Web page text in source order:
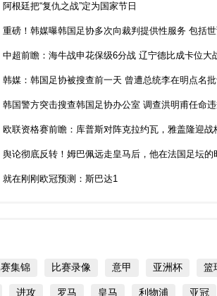
阿根廷把“复仇之战”定为国家节日
重磅！韩媒曝韩国足协多次向裁判提供性服务 包括
中超前瞻：海牛战申花保级6分战 辽宁德比成卡位大
韩媒：韩国足协被搜查前一天 曾遭总统李在明点名
韩国警方突击搜查韩国足协办公室 调查洪明甫任命
欧联资格赛前瞻：库普斯对阵克拉约瓦，雅盖隆迎战
舆论彻底反转！姆巴佩远走皇马后，他在法国足坛的
就在刚刚欧冠预测：斯巴达1
集锦 比赛录像 意甲 亚洲杯 篮
进攻 罗马 皇马 利物浦 亚冠